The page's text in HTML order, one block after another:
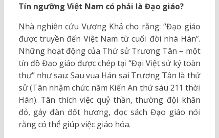
Tín ngưỡng Việt Nam có phải là Đạo giáo?
Nhà nghiên cứu Vương Khả cho rằng: “Đạo giáo
được truyền đến Việt Nam từ cuối đời nhà Hán”.
Những hoạt động của Thứ sử Trương Tân – một
tín đồ Đạo giáo được chép tại “Đại Việt sử ký toàn
thư” như sau: Sau vua Hán sai Trương Tân là thứ
sử (Tân nhậm chức năm Kiến An thứ sáu 211 thời
Hán). Tân thích việc quỷ thần, thường đội khăn
đỏ, gảy đàn đốt hương, đọc sách Đạo giáo nói
rằng có thể giúp việc giáo hóa.